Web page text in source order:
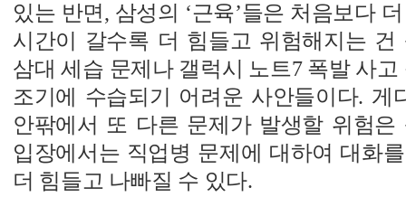
있는 반면, 삼성의 ‘근육’들은 처음보다
시간이 갈수록 더 힘들고 위험해지는 건
삼대 세습 문제나 갤럭시 노트7 폭발 사
조기에 수습되기 어려운 사안들이다. 게
안팎에서 또 다른 문제가 발생할 위험은
입장에서는 직업병 문제에 대하여 대화
더 힘들고 나빠질 수 있다.